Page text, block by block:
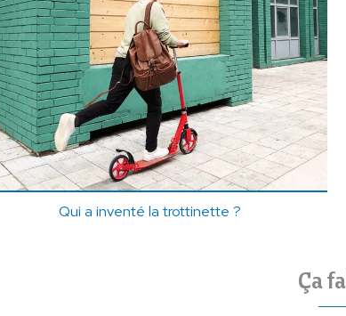
Qui a inventé la trottinette ?
Ça